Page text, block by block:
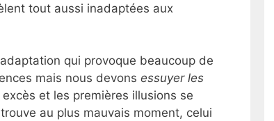
tout aussi inadaptées aux
qui provoque beaucoup de
mais nous devons essuyer les
et les premières illusions se
au plus mauvais moment, celui